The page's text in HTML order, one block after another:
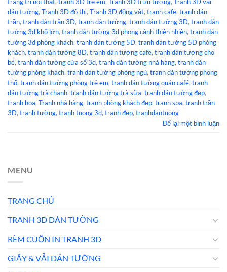
trang trí nội thất, tranh 3D trẻ em, Tranh 3D trừu tượng,
Tranh 3D vải
dán tường, Tranh 3D đô thị, Tranh 3D động vật, tranh cafe, tranh dán
trần, tranh dán trần 3D, tranh dán tường, tranh dán tường 3D, tranh dán
tường 3d khổ lớn, tranh dán tường 3d phong cảnh thiên nhiên, tranh dán
tường 3d phòng khách, tranh dán tường 5D, tranh dán tường 5D phòng
khách, tranh dán tường 8D, tranh dán tường cafe, tranh dán tường cho
bé, tranh dán tường cửa sổ 3d, tranh dán tường nhà hàng, tranh dán
tường phòng khách, tranh dán tường phòng ngủ, tranh dán tường phong
thổ, tranh dán tường phòng trẻ em, tranh dán tường quán café, tranh
dán tường trà chanh, tranh dán tường trà sữa, tranh dán tường đẹp,
tranh hoa, Tranh nhà hàng, tranh phòng khách đẹp, tranh spa, tranh trần
3D, tranh tường, tranh tuong 3d, tranh đẹp, tranhdantuong
Để lại một bình luận
MENU
TRANG CHỦ
TRANH 3D DÁN TƯỜNG
RÈM CUỐN IN TRANH 3D
GIẤY & VẢI DÁN TƯỜNG